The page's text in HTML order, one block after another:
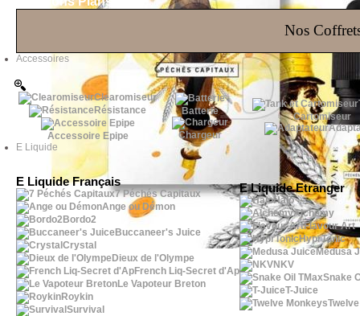
Nos
Accessoires
Clearomiseur
Résistance
Accessoire Epipe
Batterie
Chargeur
Cartomiseur
E Liquide
E Liquide Français
7 Péchés Capitaux
Ange ou Démon
Bordo2
Buccaneer's Juice
Crystal
Dieux de l'Olympe
French Liq-Secret d'Ap
Le Vapoteur Breton
Roykin
Survival
E Liquide Etranger
Halo
Alchemy
Flavour Art
HyprTonic
Medusa
NKV
Snake
T-Juice